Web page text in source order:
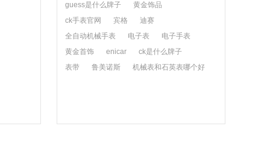
guess是什么牌子
黄金饰品
ck手表官网
宾格
迪赛
全自动机械手表
电子表
电子手表
黄金首饰
enicar
ck是什么牌子
表带
鲁美诺斯 机械表和石英表哪个好